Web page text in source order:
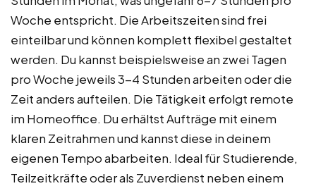
Woche entspricht. Die Arbeitszeiten sind frei
einteilbar und können komplett flexibel gestaltet
werden. Du kannst beispielsweise an zwei Tagen
pro Woche jeweils 3-4 Stunden arbeiten oder die
Zeit anders aufteilen. Die Tätigkeit erfolgt remote
im Homeoffice. Du erhältst Aufträge mit einem
klaren Zeitrahmen und kannst diese in deinem
eigenen Tempo abarbeiten. Ideal für Studierende,
Teilzeitkräfte oder als Zuverdienst neben einem